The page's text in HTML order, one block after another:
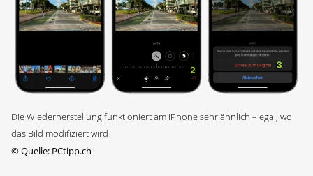
Die Wiederherstellung funktioniert am iPhone sehr ähnlich – egal, wo
das Bild modifiziert wird
©Quelle: PCtipp.ch